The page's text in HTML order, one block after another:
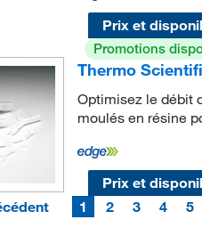
Prix et
Promotions
Thermo
Optimisez le débit
moulés en résine
Prix et
1 2 3 4 5